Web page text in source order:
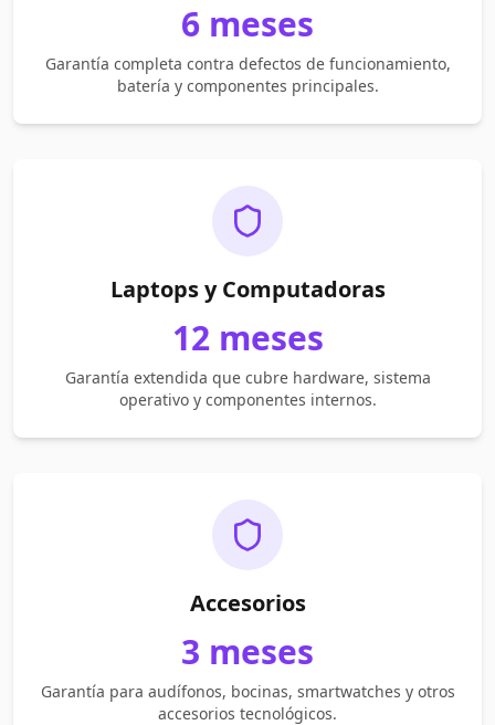
6 meses
Garantía completa contra defectos de funcionamiento,
batería y componentes principales.
Laptops y Computadoras
12 meses
Garantía extendida que cubre hardware, sistema
operativo y componentes internos.
Accesorios
3 meses
Garantía para audífonos, bocinas, smartwatches y otros
accesorios tecnológicos.